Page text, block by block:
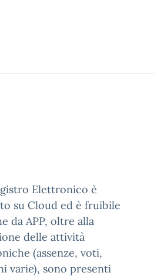
Elettronico è
su Cloud ed è fruibile
da APP, oltre alla
delle attività
(assenze, voti,
varie), sono presenti